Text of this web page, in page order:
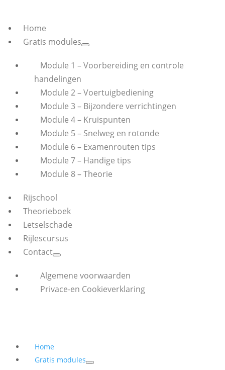
Home
Gratis modules
Module 1 – Voorbereiding en controle
handelingen
Module 2 – Voertuigbediening
Module 3 – Bijzondere verrichtingen
Module 4 – Kruispunten
Module 5 – Snelweg en rotonde
Module 6 – Examenrouten tips
Module 7 – Handige tips
Module 8 – Theorie
Rijschool
Theorieboek
Letselschade
Rijlescursus
Contact
Algemene voorwaarden
Privace-en Cookieverklaring
Home
Gratis modules